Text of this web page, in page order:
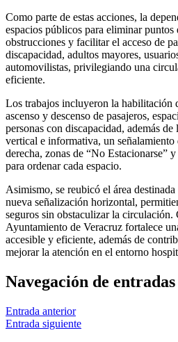
Como parte de estas acciones, la
espacios públicos para eliminar
obstrucciones y facilitar el acceso de
discapacidad, adultos mayores,
automovilistas, privilegiando una
eficiente.
Los trabajos incluyeron la habilitación
ascenso y descenso de pasajeros,
personas con discapacidad, además
vertical e informativa, un señalamiento
derecha, zonas de “No Estacionarse”
para ordenar cada espacio.
Asimismo, se reubicó el área
nueva señalización horizontal,
seguros sin obstaculizar la circulación.
Ayuntamiento de Veracruz fortalece
accesible y eficiente, además de
mejorar la atención en el entorno
Navegación de entradas
Entrada anterior
Entrada siguiente